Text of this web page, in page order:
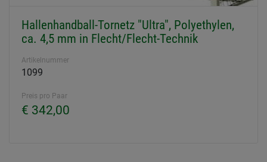
Hallenhandball-Tornetz "Ultra", Polyethylen,
ca. 4,5 mm in Flecht/Flecht-Technik
Artikelnummer
1099
Preis pro Paar
€ 342,00